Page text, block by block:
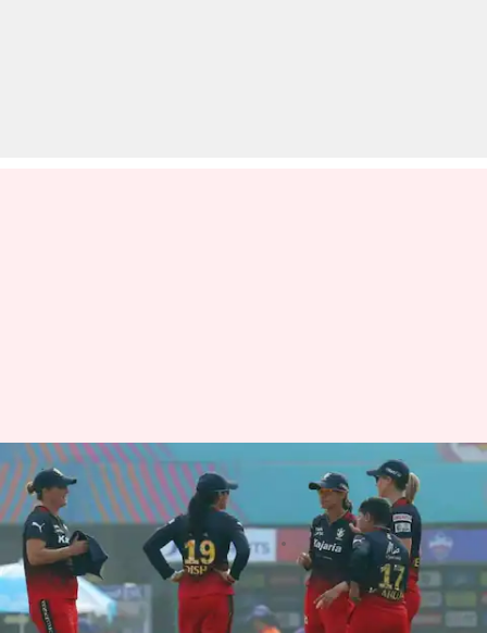
WPL: రాయల్ ఛాలెంజర్స్ బెంగళూర్
బోణి కొట్టేనా..?
వ్రాసిన వారు Jayachandra Akuri Mar 10, 2023 11:13 am
ఈ వార్తాకథనం ఏంటి